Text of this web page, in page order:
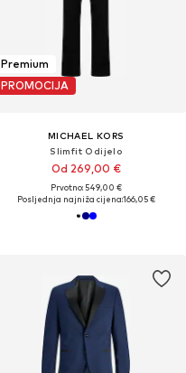
Premium
PROMOCIJA
MICHAEL KORS
Slimfit Odijelo
Od 269,00 €
Prvotno: 549,00 €
Posljednja najniža cijena:166,05 €